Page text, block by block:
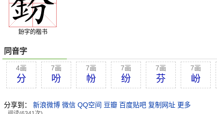
鈖字的楷书
同音字
4画
分
7画
吩
7画
帉
7画
纷
7画
芬
7画
岎
分享到： 新浪微博 微信 QQ空间 豆瓣 百度贴吧 复制网址 更多